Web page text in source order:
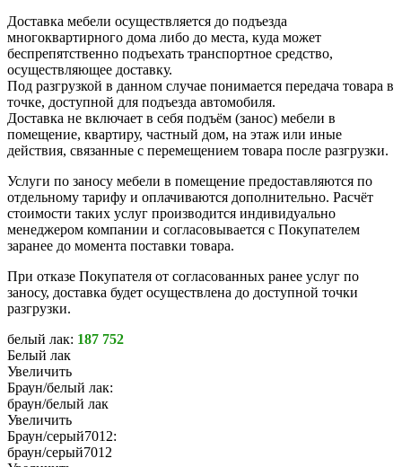
Доставка мебели осуществляется до подъезда
многоквартирного дома либо до места, куда может
беспрепятственно подъехать транспортное средство,
осуществляющее доставку.
Под разгрузкой в данном случае понимается передача товара в
точке, доступной для подъезда автомобиля.
Доставка не включает в себя подъём (занос) мебели в
помещение, квартиру, частный дом, на этаж или иные
действия, связанные с перемещением товара после разгрузки.
Услуги по заносу мебели в помещение предоставляются по
отдельному тарифу и оплачиваются дополнительно. Расчёт
стоимости таких услуг производится индивидуально
менеджером компании и согласовывается с Покупателем
заранее до момента поставки товара.
При отказе Покупателя от согласованных ранее услуг по
заносу, доставка будет осуществлена до доступной точки
разгрузки.
белый лак: 187 752
Белый лак
Увеличить
Браун/белый лак:
браун/белый лак
Увеличить
Браун/серый7012:
браун/серый7012